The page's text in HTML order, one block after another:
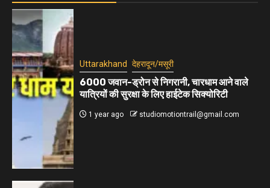
Uttarakhand देहरादून/मसूरी
6000 जवान-ड्रोन से निगरानी, चारधाम आने वाले
यात्रियों की सुरक्षा के लिए हाईटेक सिक्योरिटी
1 year ago studiomotiontrail@gmail.com